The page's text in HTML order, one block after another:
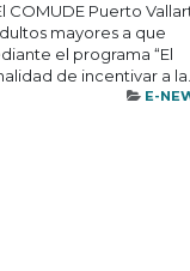
COMUDE Puerto
mayores a que
el programa “El
de incentivar a
E-